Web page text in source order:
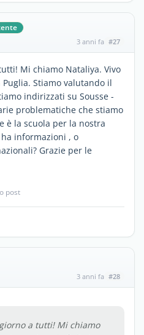
3 anni fa #27
Mi chiamo Nataliya. Vivo
Stiamo valutando il
indirizzati su Sousse -
problematiche che stiamo
è la scuola per la nostra
informazioni , o
Grazie per le
post
3 anni fa #28
a tutti! Mi chiamo